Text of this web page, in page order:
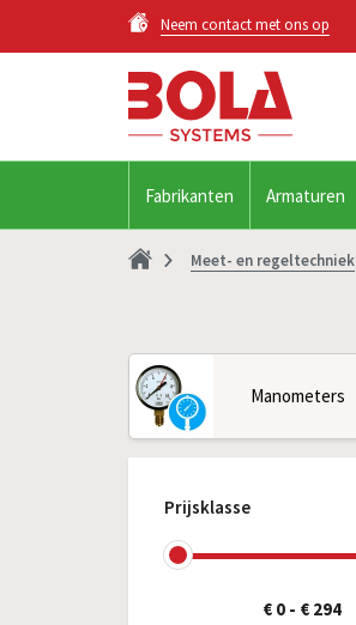
Neem contact met ons op
Fabrikanten Armaturen
Meet- en regeltechniek
Manometers
Prijsklasse
€ 0 - € 294